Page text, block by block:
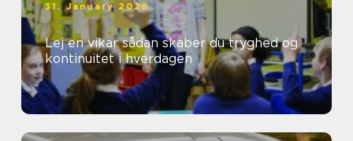
31. January 2026
Lej en vikar sådan skaber du tryghed og
kontinuitet i hverdagen